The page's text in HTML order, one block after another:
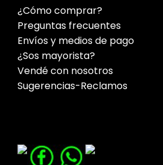
¿Cómo comprar?
Preguntas frecuentes
Envíos y medios de pago
¿Sos mayorista?
Vendé con nosotros
Sugerencias-Reclamos